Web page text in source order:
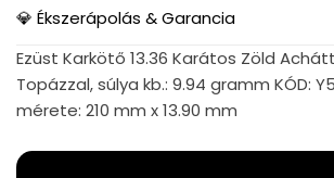
💎 Ékszerápolás & Garancia
Ezüst Karkötő 13.36 Karátos Zöld
Topázzal, súlya kb.: 9.94 gramm KÓD:
mérete: 210 mm x 13.90 mm